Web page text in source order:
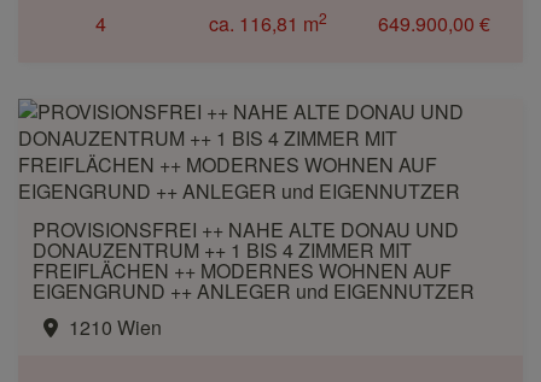
4
ca. 116,81 m2
649.900,00 €
PROVISIONSFREI ++ NAHE ALTE DONAU UND
DONAUZENTRUM ++ 1 BIS 4 ZIMMER MIT
FREIFLÄCHEN ++ MODERNES WOHNEN AUF
EIGENGRUND ++ ANLEGER und EIGENNUTZER
1210 Wien